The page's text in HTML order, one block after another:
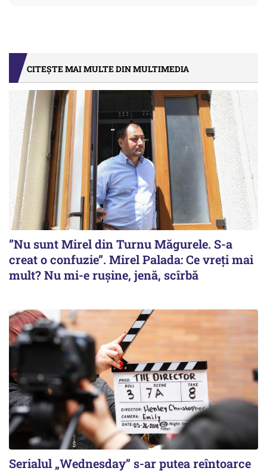
CITEȘTE MAI MULTE DIN MULTIMEDIA
”Nu sunt Mirel din Turnu Măgurele. S-a
creat o confuzie”. Mirel Palada: Ce vreți mai
mult? Nu mi-e rușine, jenă, scîrbă
Serialul „Wednesday” s-ar putea reîntoarce